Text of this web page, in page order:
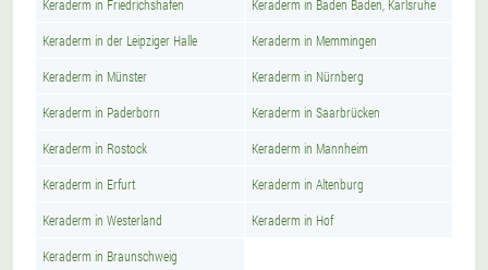
Keraderm in Friedrichshafen Keraderm in Baden Baden, Karlsruhe
Keraderm in der Leipziger Halle Keraderm in Memmingen
Keraderm in Münster Keraderm in Nürnberg
Keraderm in Paderborn Keraderm in Saarbrücken
Keraderm in Rostock Keraderm in Mannheim
Keraderm in Erfurt Keraderm in Altenburg
Keraderm in Westerland Keraderm in Hof
Keraderm in Braunschweig